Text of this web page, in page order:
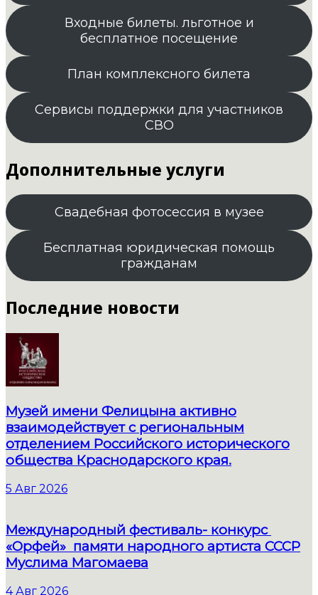
Входные билеты. льготное и
бесплатное посещение
План комплексного билета
Сервисы поддержки для участников
СВО
Дополнительные услуги
Свадебная фотосессия в музее
Бесплатная юридическая помощь
гражданам
Последние новости
Музей имени Фелицына активно
взаимодействует с региональным
отделением Российского исторического
общества Краснодарского края.
5 Авг 2026
Международный фестиваль- конкурс
«Орфей» памяти народного артиста СССР
Муслима Магомаева
4 Авг 2026